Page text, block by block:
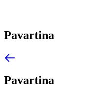
Pavartina
Pavartina